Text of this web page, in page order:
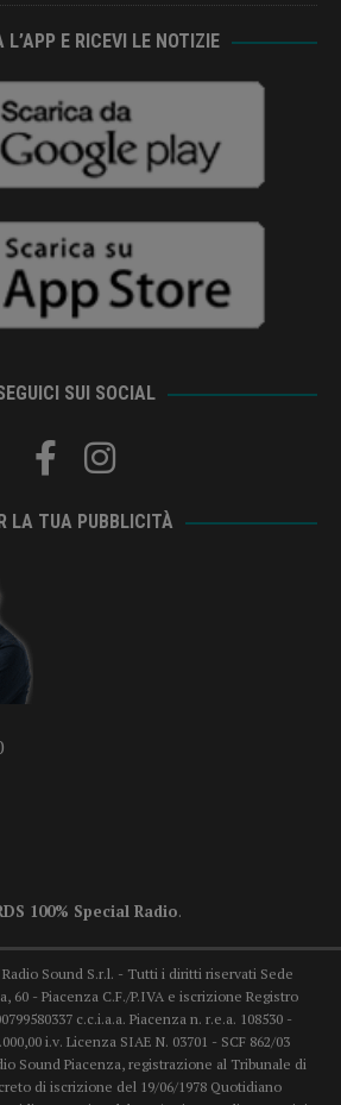
L’APP E RICEVI LE NOTIZIE
SUI SOCIAL
LA TUA PUBBLICITÀ
100% Special Radio.
Sound S.r.l. - Tutti i diritti riservati Sede
60 - Piacenza C.F./P.IVA e iscrizione Registro
c.c.i.a.a. Piacenza n. r.e.a. 108530 -
i.v. Licenza SIAE N. 03701 - SCF 862/03
Sound Piacenza, registrazione al Tribunale di
di iscrizione del 19/06/1978 Quotidiano